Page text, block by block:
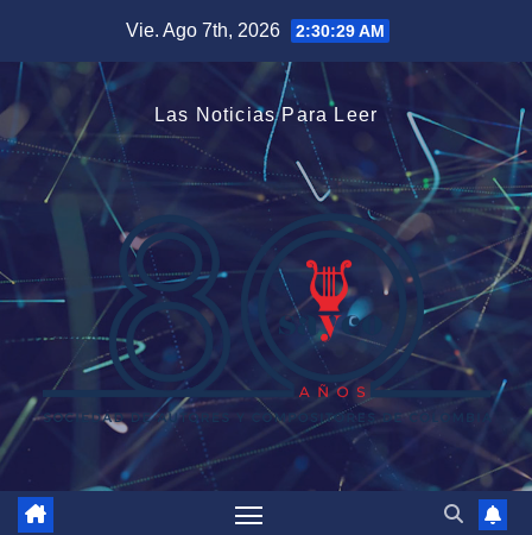
contenido
Vie. Ago 7th, 2026 2:30:30 AM
Las Noticias Para Leer